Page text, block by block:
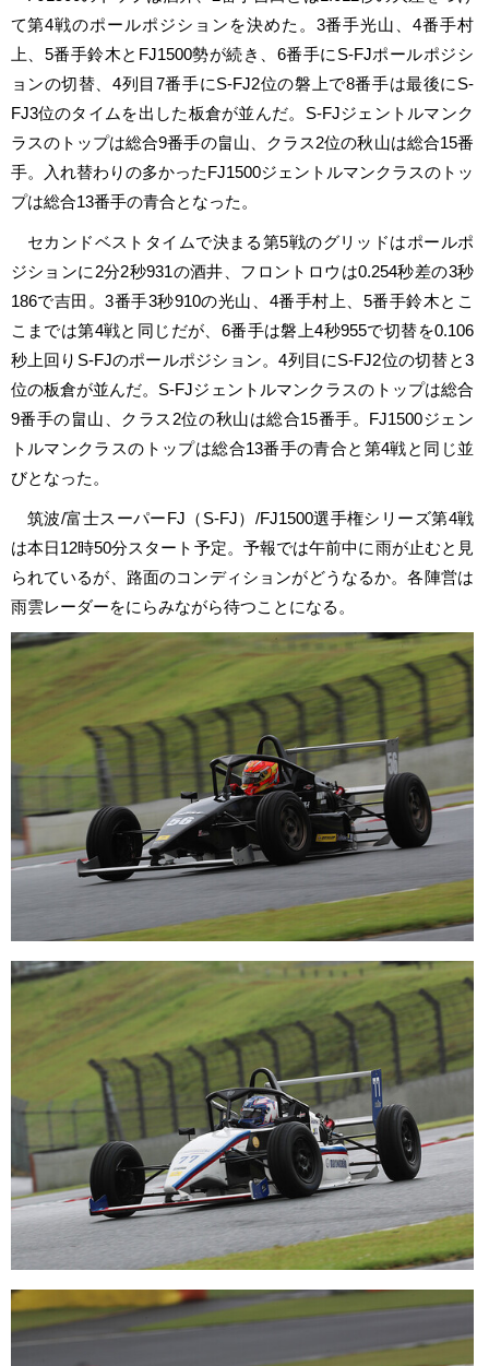
て第4戦のポールポジションを決めた。3番手光山、4番手村
上、5番手鈴木とFJ1500勢が続き、6番手にS-FJポールポジシ
ョンの切替、4列目7番手にS-FJ2位の磐上で8番手は最後にS-
FJ3位のタイムを出した板倉が並んだ。S-FJジェントルマンク
ラスのトップは総合9番手の畠山、クラス2位の秋山は総合15番
手。入れ替わりの多かったFJ1500ジェントルマンクラスのトッ
プは総合13番手の青合となった。
セカンドベストタイムで決まる第5戦のグリッドはポールポ
ジションに2分2秒931の酒井、フロントロウは0.254秒差の3秒
186で吉田。3番手3秒910の光山、4番手村上、5番手鈴木とこ
こまでは第4戦と同じだが、6番手は磐上4秒955で切替を0.106
秒上回りS-FJのポールポジション。4列目にS-FJ2位の切替と3
位の板倉が並んだ。S-FJジェントルマンクラスのトップは総合
9番手の畠山、クラス2位の秋山は総合15番手。FJ1500ジェン
トルマンクラスのトップは総合13番手の青合と第4戦と同じ並
びとなった。
筑波/富士スーパーFJ（S-FJ）/FJ1500選手権シリーズ第4戦
は本日12時50分スタート予定。予報では午前中に雨が止むと見
られているが、路面のコンディションがどうなるか。各陣営は
雨雲レーダーをにらみながら待つことになる。